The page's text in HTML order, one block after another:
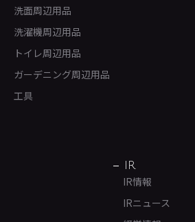
洗面周辺用品
洗濯機周辺用品
トイレ周辺用品
ガーデニング周辺用品
工具
IR
IR情報
IRニュース